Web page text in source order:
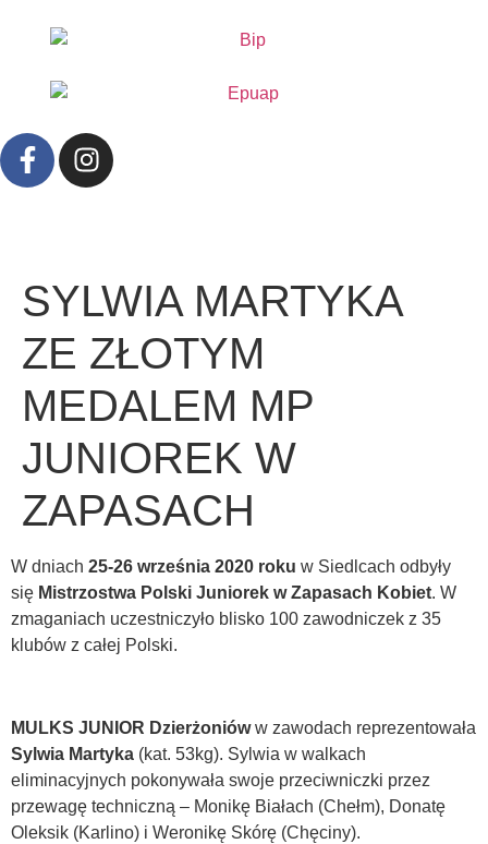
SYLWIA MARTYKA
ZE ZŁOTYM
MEDALEM MP
JUNIOREK W
ZAPASACH
W dniach 25-26 września 2020 roku w Siedlcach odbyły
się Mistrzostwa Polski Juniorek w Zapasach Kobiet. W
zmaganiach uczestniczyło blisko 100 zawodniczek z 35
klubów z całej Polski.
MULKS JUNIOR Dzierżonióww zawodach reprezentowała
Sylwia Martyka (kat. 53kg). Sylwia w walkach
eliminacyjnych pokonywała swoje przeciwniczki przez
przewagę techniczną – Monikę Białach (Chełm), Donatę
Oleksik (Karlino) i Weronikę Skórę (Chęciny).